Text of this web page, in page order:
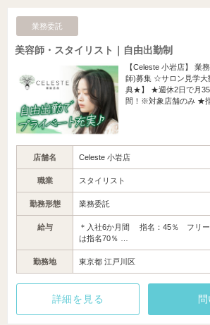
業務委託
美容師・スタイリスト｜自由出勤制
【Celeste 小岩店】 業
師)募集 ☆サロン見学大
典★】 ★週休2日で月35
間！※対象店舗のみ ★
店舗名 Celeste 小岩店
職業 スタイリスト
勤務形態 業務委託
給与
＊入社6か月間 指名：45％ フリ
は指名70％ …
勤務地 東京都 江戸川区
詳細を見る